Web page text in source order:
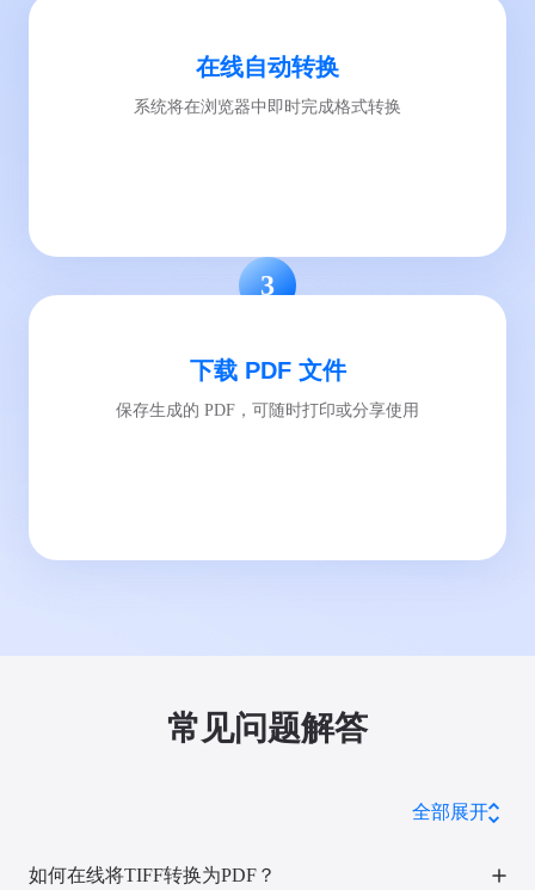
在线自动转换
系统将在浏览器中即时完成格式转换
3
下载 PDF 文件
保存生成的 PDF，可随时打印或分享使用
常见问题解答
全部展开
如何在线将TIFF转换为PDF？